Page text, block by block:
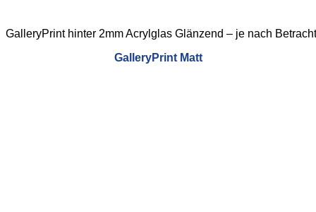
GalleryPrint hinter 2mm Acrylglas Glänzend – je nach
GalleryPrint Matt